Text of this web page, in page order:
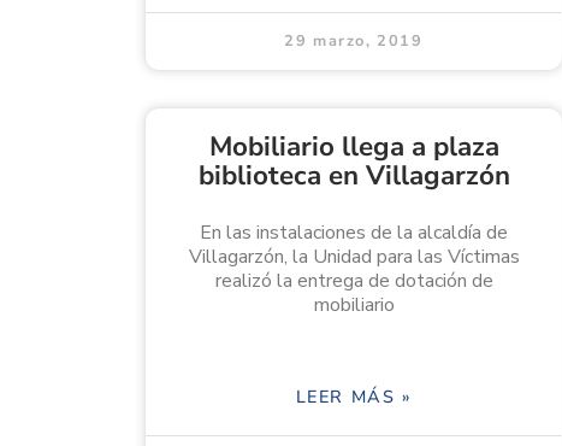
29 marzo, 2019
Mobiliario llega a plaza
biblioteca en Villagarzón
En las instalaciones de la alcaldía de
Villagarzón, la Unidad para las Víctimas
realizó la entrega de dotación de
mobiliario
LEER MÁS »